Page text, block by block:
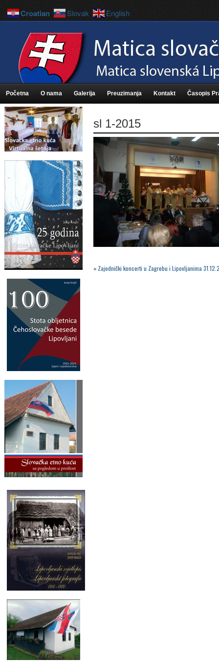
Početna O nama Galerija Preuzimanja Kontakt Časopis
sl 1-2015
« Zajednički koncerti u Zagrebu i Lipovljanima
Croatian Slovak English